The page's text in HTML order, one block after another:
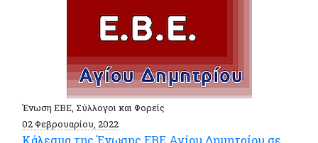
Ένωση ΕΒΕ, Σύλλογοι και Φορείς
02 Φεβρουαρίου, 2022
Κάλεσμα της Ένωσης ΕΒΕ Αγίου Δημητρίου σε